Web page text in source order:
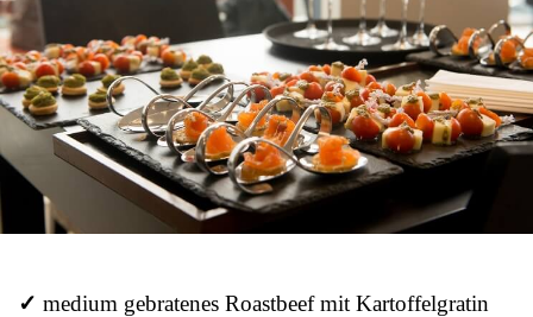
✓ medium gebratenes Roastbeef mit Kartoffelgratin